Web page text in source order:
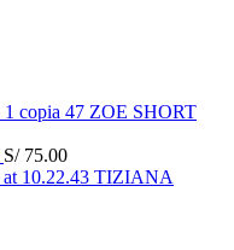
ZOE SHORT
S/75.00
TIZIANA